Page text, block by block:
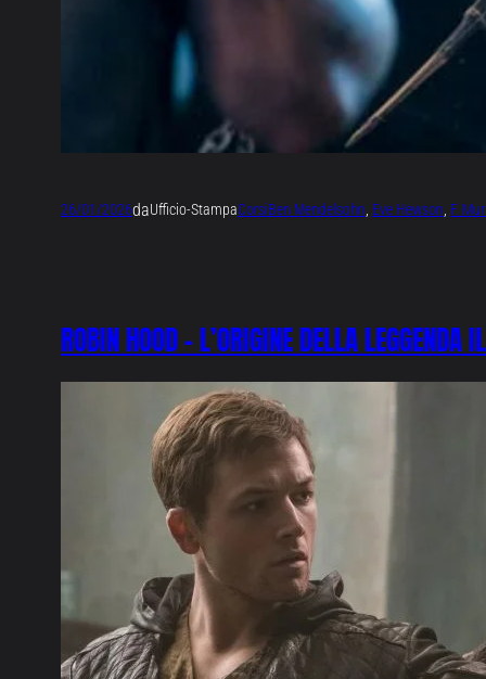
26/01/2026daUfficio-StampaCorsiBen Mendelsohn, Eve Hewson, F.
ROBIN HOOD – L’ORIGINE DELLA